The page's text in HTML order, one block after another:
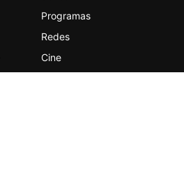
Programas
Redes
Cine